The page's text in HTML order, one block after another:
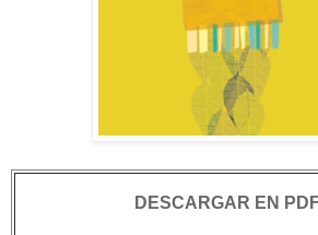
DESCARGAR EN